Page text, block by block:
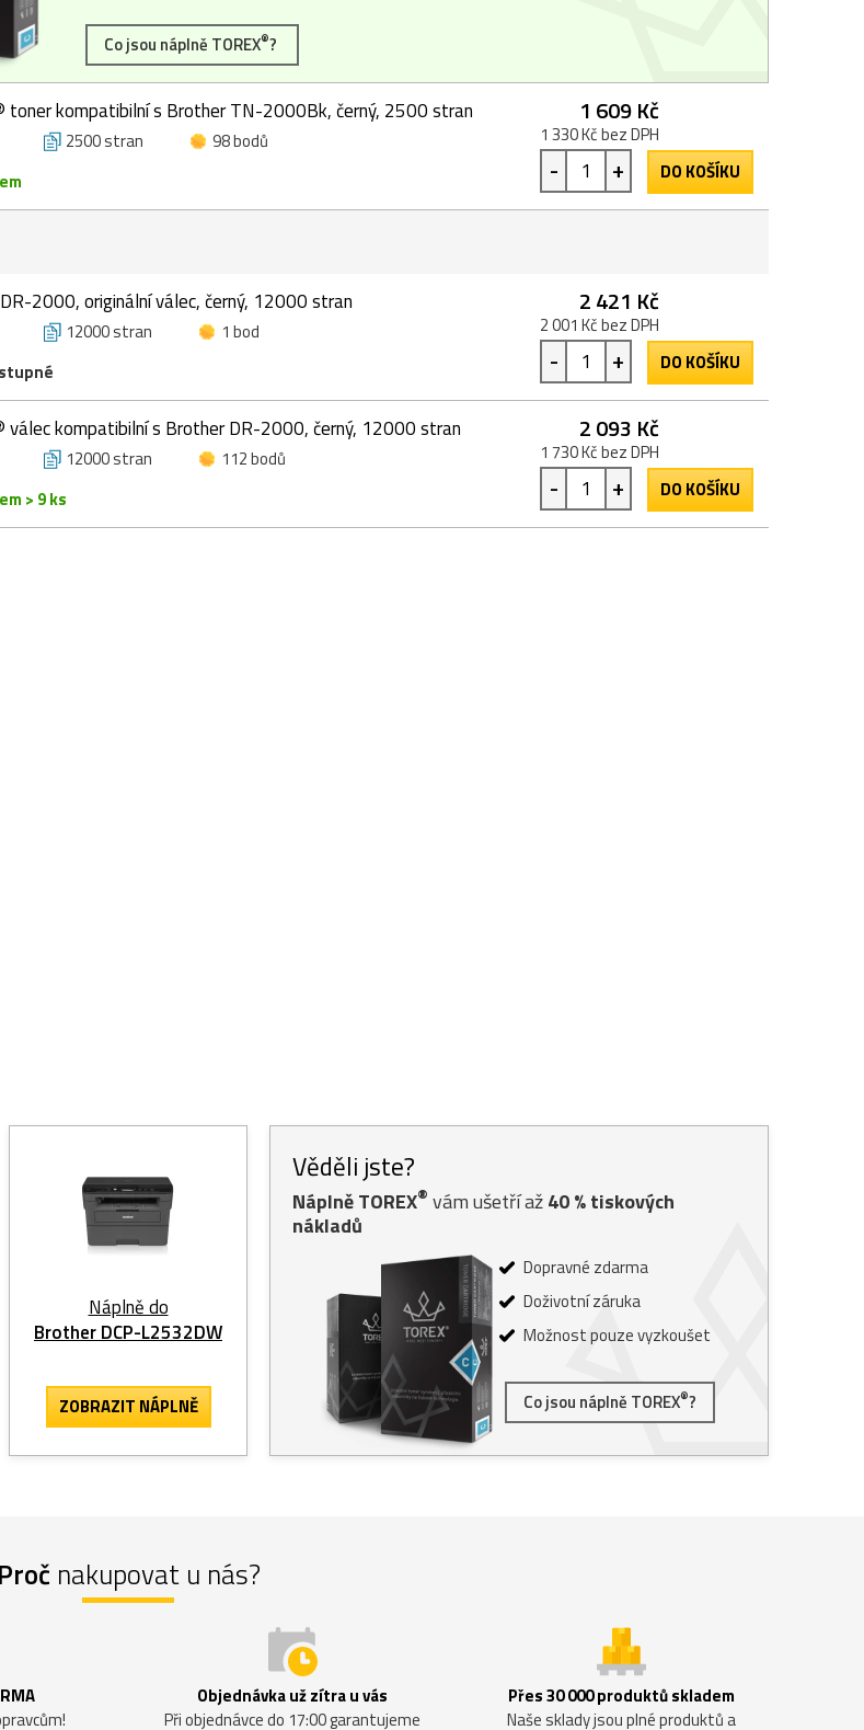
Co jsou náplně TOREX®?
toner kompatibilní s Brother TN-2000Bk, černý, 2500 stran
2500 stran
98 bodů
1 609 Kč
1 330 Kč bez DPH
- + DO KOŠÍKU
2000, originální válec, černý, 12000 stran
12000 stran
1 bod
2 421 Kč
2 001 Kč bez DPH
- + DO KOŠÍKU
válec kompatibilní s Brother DR-2000, černý, 12000 stran
12000 stran
112 bodů
> 9 ks
2 093 Kč
1 730 Kč bez DPH
- + DO KOŠÍKU
Náplně do
Brother DCP-L2532DW
ZOBRAZITNÁPLNĚ
Věděli jste?
Náplně TOREX® vám ušetří až40% tiskových
nákladů
Dopravné zdarma
Doživotní záruka
Možnost pouze vyzkoušet
Co jsou náplně TOREX®?
Proč nakupovat u nás?
Objednávka už zítra u vás
Při objednávce do 17:00 garantujeme
Přes 30 000 produktů skladem
Naše sklady jsou plné produktů a